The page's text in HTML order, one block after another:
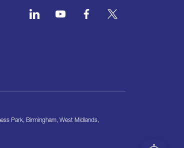
Park, Birmingham, West Midlands,